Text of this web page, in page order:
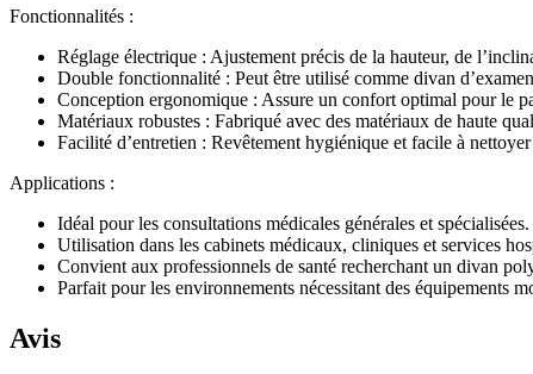
Fonctionnalités :
Réglage électrique : Ajustement précis de la hauteur, de
Double fonctionnalité : Peut être utilisé comme divan
Conception ergonomique : Assure un confort optimal pour le
Matériaux robustes : Fabriqué avec des matériaux de haute
Facilité d’entretien : Revêtement hygiénique et facile à
Applications :
Idéal pour les consultations médicales générales et spécialisées.
Utilisation dans les cabinets médicaux, cliniques et services
Convient aux professionnels de santé recherchant un divan
Parfait pour les environnements nécessitant des équipements
Avis